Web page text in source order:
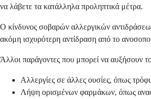
να λάβετε τα κατάλληλα προληπτικά μέτρα.
Ο κίνδυνος σοβαρών αλλεργικών
ακόμη ισχυρότερη αντίδραση από το
Άλλοι παράγοντες που μπορεί να αυξήσουν
Αλλεργίες σε άλλες ουσίες, όπως
Λήψη ορισμένων φαρμάκων, όπως